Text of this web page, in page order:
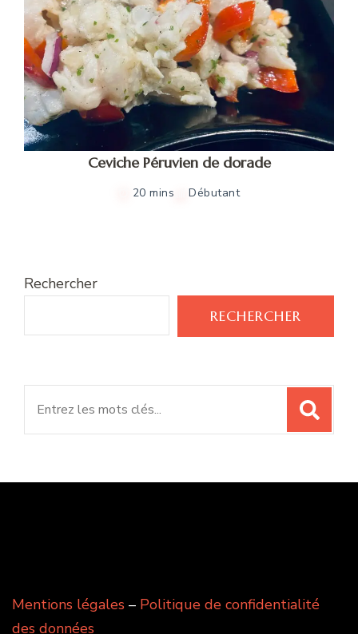
Ceviche Péruvien de dorade
20 mins Débutant
Rechercher
RECHERCHER
Mentions légales – Politique de confidentialité
des données